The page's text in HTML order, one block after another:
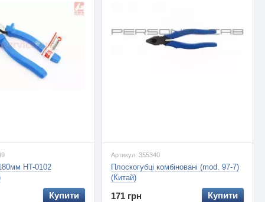
HT-0102
Купити
Артикул: 355340
Плоскогубці комбіновані (mod. 97-7)
(Китай)
171 грн Купити